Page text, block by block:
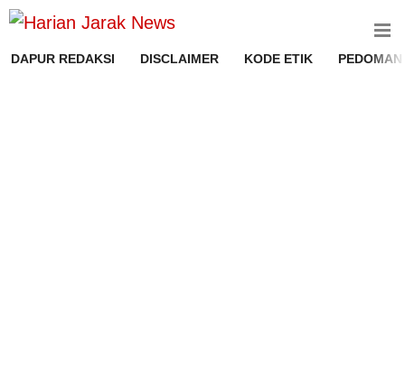
DAPUR REDAKSI DISCLAIMER KODE ETIK